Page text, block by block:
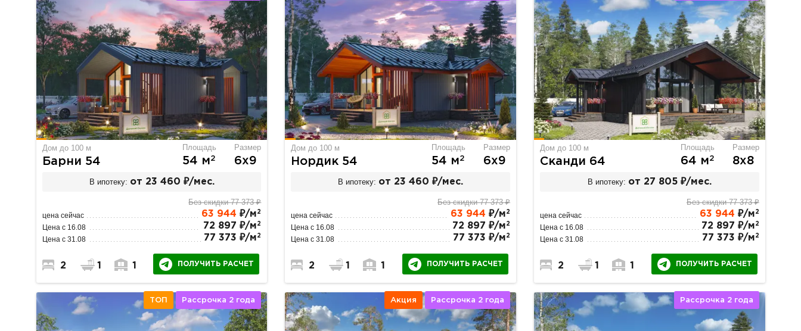
Дом до 100 м
Барни 54
Площадь
54 м2
Размер
6х9
В ипотеку: от 23 460 ₽/мес.
Без скидки 77 373 ₽
цена сейчас 63 944 ₽/м 2
Цена с 16.08 72 897 ₽/м 2
Цена с 31.08 77 373 ₽/м 2
2 1 1 ПОЛУЧИТЬ РАСЧЕТ
Дом до 100 м
Нордик 54
Площадь
54 м2
Размер
6х9
В ипотеку: от 23 460 ₽/мес.
Без скидки 77 373 ₽
цена сейчас 63 944 ₽/м 2
Цена с 16.08 72 897 ₽/м 2
Цена с 31.08 77 373 ₽/м 2
2 1 1 ПОЛУЧИТЬ РАСЧЕТ
Дом до 100 м
Сканди 64
Площадь
64 м2
Размер
8х8
В ипотеку: от 27 805 ₽/мес.
Без скидки 77 373 ₽
цена сейчас 63 944 ₽/м 2
Цена с 16.08 72 897 ₽/м 2
Цена с 31.08 77 373 ₽/м 2
2 1 1 ПОЛУЧИТЬ РАСЧЕТ
ТОП Рассрочка 2 года Акция Рассрочка 2 года Рассрочка 2 года